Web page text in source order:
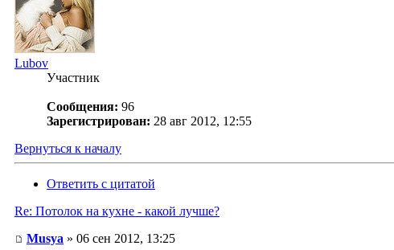
Lubov
Участник
Сообщения: 96
Зарегистрирован: 28 авг 2012, 12:55
Вернуться к началу
Ответить с цитатой
Re: Потолок на кухне - какой лучше?
Musya » 06 сен 2012, 13:25